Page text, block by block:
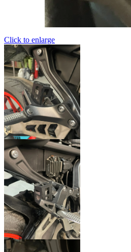
Click to enlarge